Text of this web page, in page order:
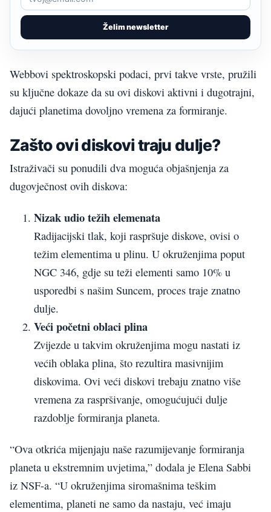
Želim newsletter
Webbovi spektroskopski podaci, prvi takve vrste, pružili
su ključne dokaze da su ovi diskovi aktivni i dugotrajni,
dajući planetima dovoljno vremena za formiranje.
Zašto ovi diskovi traju dulje?
Istraživači su ponudili dva moguća objašnjenja za
dugovječnost ovih diskova:
Nizak udio težih elemenata
Radijacijski tlak, koji raspršuje diskove, ovisi o
težim elementima u plinu. U okruženjima poput
NGC 346, gdje su teži elementi samo 10% u
usporedbi s našim Suncem, proces traje znatno
dulje.
Veći početni oblaci plina
Zvijezde u takvim okruženjima mogu nastati iz
većih oblaka plina, što rezultira masivnijim
diskovima. Ovi veći diskovi trebaju znatno više
vremena za raspršivanje, omogućujući dulje
razdoblje formiranja planeta.
“Ova otkrića mijenjaju naše razumijevanje formiranja
planeta u ekstremnim uvjetima,” dodala je Elena Sabbi
iz NSF-a. “U okruženjima siromašnima teškim
elementima, planeti ne samo da nastaju, već imaju